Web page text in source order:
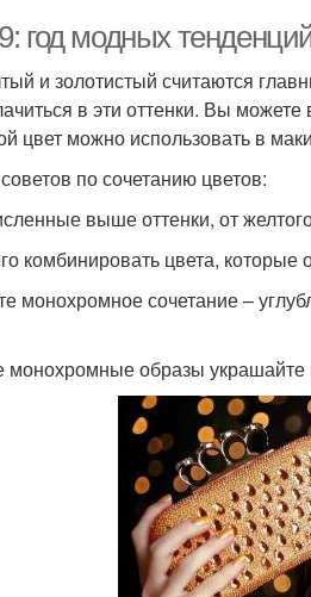
год модных
и золотистый считаются
в эти оттенки. Вы
цвет можно использовать в
по сочетанию цветов:
выше оттенки, от
комбинировать цвета,
монохромное сочетание –
образы украшайте